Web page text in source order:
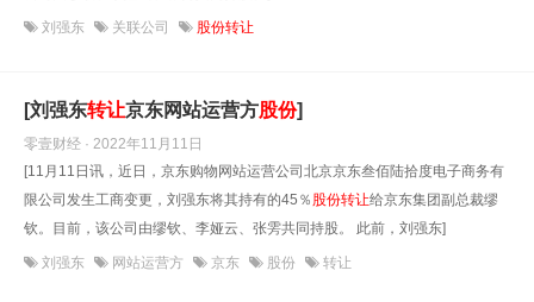
刘强东 关联公司 股份转让
[刘强东转让京东网站运营方股份]
零壹财经 · 2022年11月11日
[11月11日讯，近日，京东购物网站运营公司北京京东叁佰陆拾度电子商务有
限公司发生工商变更，刘强东将其持有的45％ 股份转让给京东集团副总裁缪
钦。目前，该公司由缪钦、李娅云、张雱共同持股。 此前，刘强东]
刘强东 网站运营方 京东 股份 转让